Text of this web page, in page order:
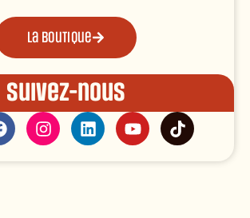
La boutique
Suivez-nous